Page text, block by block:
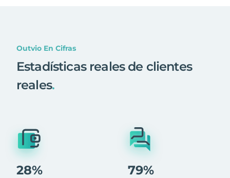
Outvio En Cifras
Estadísticas reales de clientes
reales.
28% 79%